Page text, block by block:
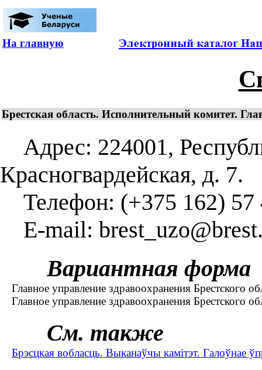
На главную
Брестская область. Исполнительный комитет.
Адрес: 224001,
Красногвардейская, д. 7.
Телефон: (+375 162) 57
E-mail:
Вариантная форма
Главное управление здравоохранения Брестского
Главное управление здравоохранения Брестского
См. также
Брэсцкая вобласць. Выканаўчы камітэт. Галоўнае